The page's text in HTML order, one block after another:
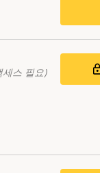
세스 필요)